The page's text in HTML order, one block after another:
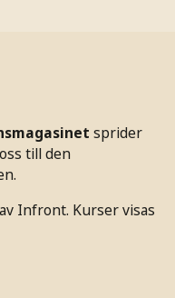
sprider
till den
Infront. Kurser visas